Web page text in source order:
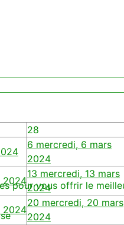
28
6 mercredi, 6 mars
2024
2024
13 mercredi, 13 mars
2024
2024
20 mercredi, 20 mars
2024
pour vous offrir le